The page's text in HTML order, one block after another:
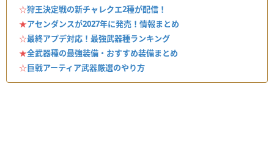
☆狩王決定戦の新チャレクエ2種が配信！
★アセンダンスが2027年に発売！情報まとめ
☆最終アプデ対応！最強武器種ランキング
★全武器種の最強装備・おすすめ装備まとめ
☆巨戟アーティア武器厳選のやり方